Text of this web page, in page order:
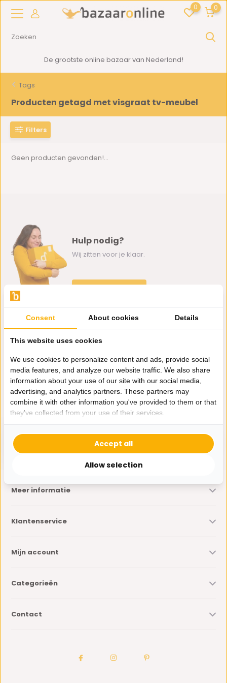
0 0
De grootste online bazaar van Nederland!
Tags
Producten getagd met visgraat tv-meubel
Filters
Geen producten gevonden!...
Hulp nodig?
Wij zitten voor je klaar.
klantenservice@bazaaronline.nl
Ontvang de nieuwste aanbiedingen en promoties. We zullen
je niet spammen, beloofd.
* Lees hier de wettelijke beperkingen
Meer informatie
Klantenservice
Mijn account
Categorieën
Contact
Consent About cookies Details
This website uses cookies
We use cookies to personalize content and ads, provide social
media features, and analyze our website traffic. We also share
information about your use of our site with our social media,
advertising, and analytics partners. These partners may
combine it with other information you've provided to them or that
they've collected from your use of their services.
Allow selection
Accept all